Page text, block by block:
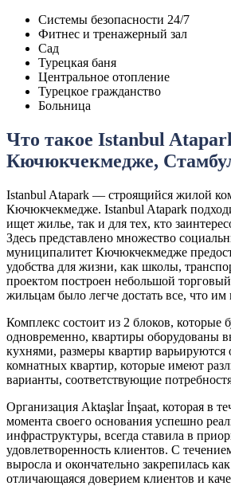
Системы безопасности 24/7
Фитнес и тренажерный зал
Сад
Турецкая баня
Центральное отопление
Турецкое гражданство
Больница
Что такое Istanbul
Кючюкчекмедже,
Istanbul Atapark — строящийся жилой
Кючюкчекмедже. Istanbul Atapark
ищет жилье, так и для тех, кто
Здесь представлено множество
муниципалитет Кючюкчекмедже
удобства для жизни, как школы,
проектом построен небольшой
жильцам было легче достать все, что
Комплекс состоит из 2 блоков, которые
одновременно, квартиры оборудованы
кухнями, размеры квартир варьируются
комнатных квартир, которые имеют
варианты, соответствующие
Организация Aktaşlar İnşaat, которая в
момента своего основания успешно
инфраструктуры, всегда ставила в
удовлетворенность клиентов. С
выросла и окончательно закрепилась
отличающаяся доверием клиентов и